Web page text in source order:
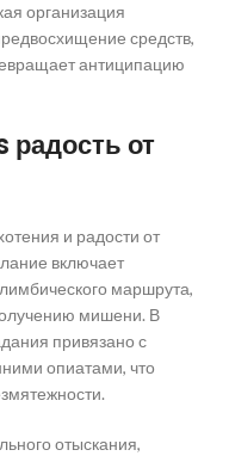
организация
средств,
антиципацию
от
и радости от
включает
маршрута,
мишени. В
привязано с
опиатами, что
отыскания,